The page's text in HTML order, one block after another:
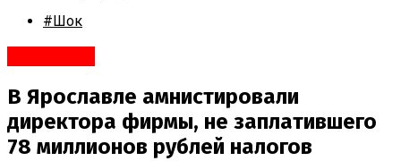
#Шок
В Ярославле амнистировали
директора фирмы, не заплатившего
78 миллионов рублей налогов